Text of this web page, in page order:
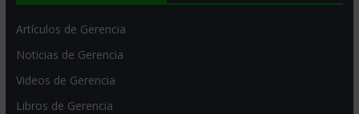
Artículos de Gerencia
Noticias de Gerencia
Videos de Gerencia
Libros de Gerencia